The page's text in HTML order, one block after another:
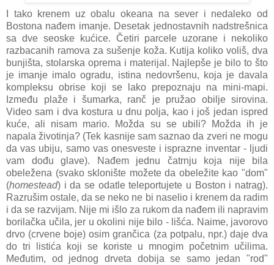
I tako krenem uz obalu okeana na sever i nedaleko od
Bostona nađem imanje. Desetak jednostavnih nadstrešnica
sa dve seoske kućice. Četiri parcele uzorane i nekoliko
razbacanih ramova za sušenje koža. Kutija koliko voliš, dva
bunjišta, stolarska oprema i materijal. Najlepše je bilo to što
je imanje imalo ogradu, istina nedovršenu, koja je davala
kompleksu obrise koji se lako prepoznaju na mini-mapi.
Između plaže i šumarka, ranč je pružao obilje sirovina.
Video sam i dva kostura u dnu polja, kao i još jedan ispred
kuće, ali nisam mario. Možda su se ubili? Možda ih je
napala životinja? (Tek kasnije sam saznao da zveri ne mogu
da vas ubiju, samo vas onesveste i isprazne inventar - ljudi
vam dođu glave). Nađem jednu čatrnju koja nije bila
obeležena (svako sklonište možete da obeležite kao "dom"
(homestead) i da se odatle teleportujete u Boston i natrag).
Razrušim ostale, da se neko ne bi naselio i krenem da radim
i da se razvijam. Nije mi išlo za rukom da nađem ili napravim
borilačka učila, jer u okolini nije bilo - lišća. Naime, javorovo
drvo (crvene boje) osim grančica (za potpalu, npr.) daje dva
do tri listića koji se koriste u mnogim početnim učilima.
Međutim, od jednog drveta dobija se samo jedan "rod"